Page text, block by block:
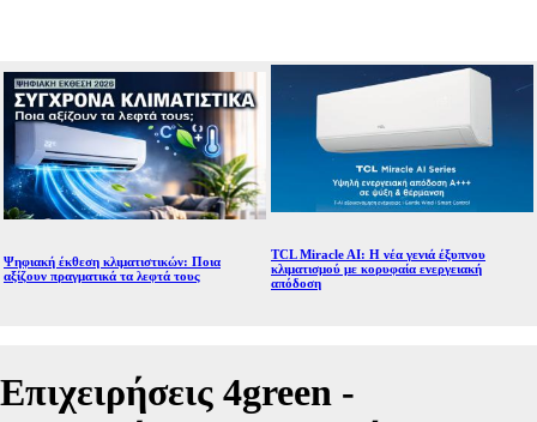
Ψηφιακή έκθεση κλιματιστικών: Ποια
αξίζουν πραγματικά τα λεφτά τους
TCL Miracle AI: Η νέα γενιά έξυπνου
κλιματισμού με κορυφαία ενεργειακή
απόδοση